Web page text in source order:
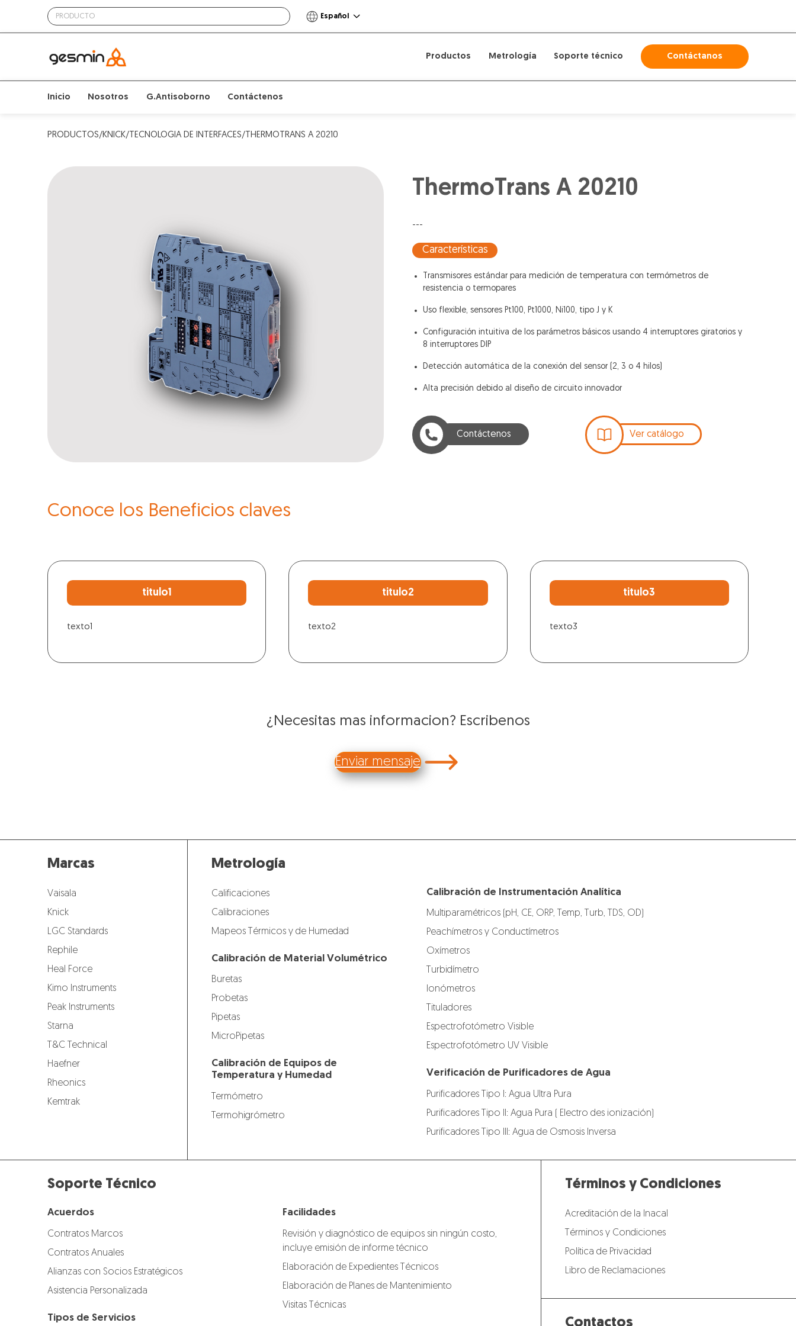
Español
Productos Metrología Soporte técnico Contáctanos
Inicio Nosotros G.Antisoborno Contáctenos
PRODUCTOS/KNICK/TECNOLOGIA DE INTERFACES/THERMOTRANS A 20210
ThermoTrans A 20210
---
Características
Transmisores estándar para medición de temperatura con termómetros de
resistencia o termopares
Uso flexible, sensores Pt100, Pt1000, Ni100, tipo J y K
Configuración intuitiva de los parámetros básicos usando 4 interruptores giratorios y
8 interruptores DIP
Detección automática de la conexión del sensor (2, 3 o 4 hilos)
Alta precisión debido al diseño de circuito innovador
Contáctenos Ver catálogo
Conoce los Beneficios claves
titulo1
texto1
titulo2
texto2
titulo3
texto3
¿Necesitas mas informacion? Escribenos
Enviar mensaje
Marcas
Vaisala
Knick
LGC Standards
Rephile
Heal Force
Kimo Instruments
Peak Instruments
Starna
T&C Technical
Haefner
Rheonics
Kemtrak
Metrología
Calificaciones
Calibraciones
Mapeos Térmicos y de Humedad
Calibración de Material Volumétrico
Buretas
Probetas
Pipetas
MicroPipetas
Calibración de Equipos de
Temperatura y Humedad
Termómetro
Termohigrómetro
Calibración de Instrumentación Analítica
Multiparamétricos (pH, CE, ORP, Temp, Turb, TDS, OD)
Peachímetros y Conductímetros
Oxímetros
Turbidímetro
Ionómetros
Tituladores
Espectrofotómetro Visible
Espectrofotómetro UV Visible
Verificación de Purificadores de Agua
Purificadores Tipo I: Agua Ultra Pura
Purificadores Tipo II: Agua Pura ( Electro des ionización)
Purificadores Tipo III: Agua de Osmosis Inversa
Soporte Técnico
Acuerdos
Contratos Marcos
Contratos Anuales
Alianzas con Socios Estratégicos
Asistencia Personalizada
Tipos de Servicios
Facilidades
Revisión y diagnóstico de equipos sin ningún costo,
incluye emisión de informe técnico
Elaboración de Expedientes Técnicos
Elaboración de Planes de Mantenimiento
Visitas Técnicas
Términos y Condiciones
Acreditación de la Inacal
Términos y Condiciones
Política de Privacidad
Libro de Reclamaciones
Contactos